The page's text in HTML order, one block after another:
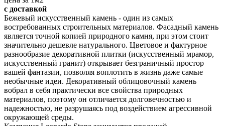
с доставкой
Бежевый искусственный камень - один из самых
востребованных строительных материалов. Фасадный камень
является точной копией природного камня, при этом стоит
значительно дешевле натурального. Цветовое и фактурное
разнообразие декоративной плитки (искусственный мрамор,
искусственный гранит) открывает безграничный простор
вашей фантазии, позволяя воплотить в жизнь даже самые
необычные идеи. Декоративный облицовочный камень
вобрал в себя практически все свойства природных
материалов, поэтому он отличается долговечностью и
надежностью, не разрушаясь под воздействием агрессивной
окружающей среды.